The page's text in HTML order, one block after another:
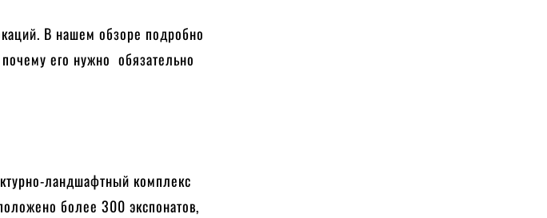
В нашем обзоре подробно
его нужно обязательно
ландшафтный комплекс
более 300 экспонатов,